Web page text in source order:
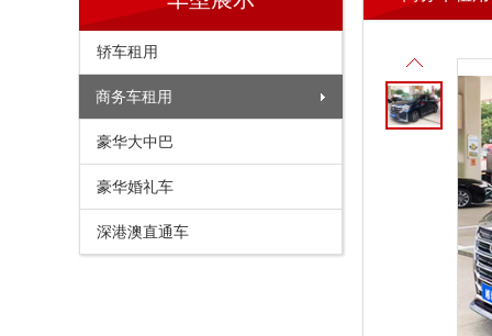
轿车租用
商务车租用
豪华大中巴
豪华婚礼车
深港澳直通车